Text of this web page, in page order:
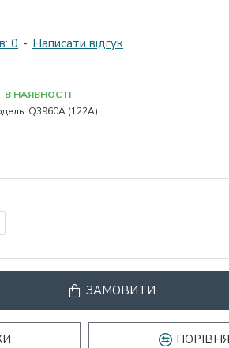
0 - Написати відгук
В НАЯВНОСТІ
Q3960A (122A)
ЗАМОВИТИ